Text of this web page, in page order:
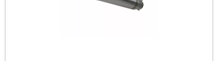
Hergestellt in Italien – hochwertige Verarbeitung